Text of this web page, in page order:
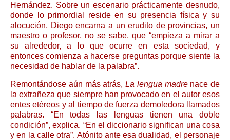
Hernández. Sobre un escenario prácticamente desnudo,
donde lo primordial reside en su presencia física y su
alocución, Diego encarna a un erudito de provincias, un
maestro o profesor, no se sabe, que “empieza a mirar a
su alrededor, a lo que ocurre en esta sociedad, y
entonces comienza a hacerse preguntas porque siente la
necesidad de hablar de la palabra”.
Remontándose aún más atrás, La lengua madrenace de
la extrañeza que siempre han provocado en el autor esos
entes etéreos y al tiempo de fuerza demoledora llamados
palabras. “En todas las lenguas tienen una doble
condición”, explica. “En el diccionario significan una cosa
y en la calle otra”. Atónito ante esa dualidad, el personaje